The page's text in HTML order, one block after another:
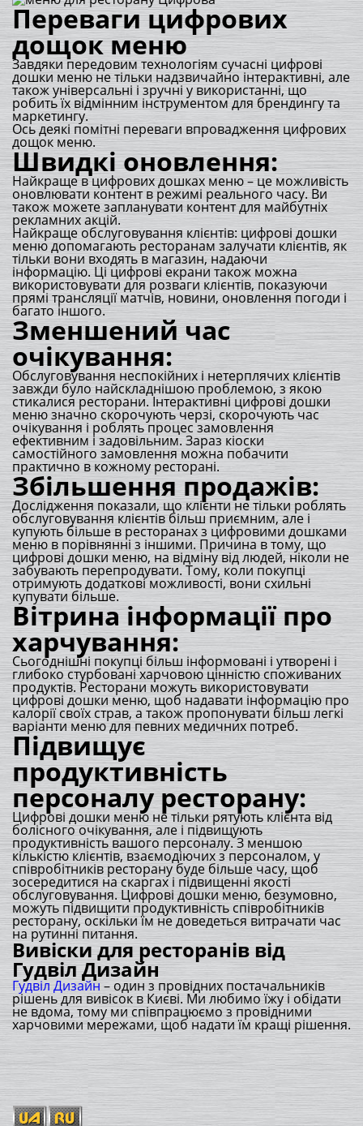
Переваги цифрових
дощок меню
Завдяки передовим технологіям сучасні цифрові
дошки меню не тільки надзвичайно інтерактивні, але
також універсальні і зручні у використанні, що
робить їх відмінним інструментом для брендингу та
маркетингу.
Ось деякі помітні переваги впровадження цифрових
дощок меню.
Швидкі оновлення:
Найкраще в цифрових дошках меню – це можливість
оновлювати контент в режимі реального часу. Ви
також можете запланувати контент для майбутніх
рекламних акцій.
Найкраще обслуговування клієнтів: цифрові дошки
меню допомагають ресторанам залучати клієнтів, як
тільки вони входять в магазин, надаючи
інформацію. Ці цифрові екрани також можна
використовувати для розваги клієнтів, показуючи
прямі трансляції матчів, новини, оновлення погоди і
багато іншого.
Зменшений час
очікування:
Обслуговування неспокійних і нетерплячих клієнтів
завжди було найскладнішою проблемою, з якою
стикалися ресторани. Інтерактивні цифрові дошки
меню значно скорочують черзі, скорочують час
очікування і роблять процес замовлення
ефективним і задовільним. Зараз кіоски
самостійного замовлення можна побачити
практично в кожному ресторані.
Збільшення продажів:
Дослідження показали, що клієнти не тільки роблять
обслуговування клієнтів більш приємним, але і
купують більше в ресторанах з цифровими дошками
меню в порівнянні з іншими. Причина в тому, що
цифрові дошки меню, на відміну від людей, ніколи не
забувають перепродувати. Тому, коли покупці
отримують додаткові можливості, вони схильні
купувати більше.
Вітрина інформації про
харчування:
Сьогоднішні покупці більш інформовані і утворені і
глибоко стурбовані харчовою цінністю споживаних
продуктів. Ресторани можуть використовувати
цифрові дошки меню, щоб надавати інформацію про
калорії своїх страв, а також пропонувати більш легкі
варіанти меню для певних медичних потреб.
Підвищує
продуктивність
персоналу ресторану:
Цифрові дошки меню не тільки рятують клієнта від
болісного очікування, але і підвищують
продуктивність вашого персоналу. З меншою
кількістю клієнтів, взаємодіючих з персоналом, у
співробітників ресторану буде більше часу, щоб
зосередитися на скаргах і підвищенні якості
обслуговування. Цифрові дошки меню, безумовно,
можуть підвищити продуктивність співробітників
ресторану, оскільки їм не доведеться витрачати час
на рутинні питання.
Вивіски для ресторанів від
Гудвіл Дизайн
Гудвіл Дизайн – один з провідних постачальників
рішень для вивісок в Києві. Ми любимо їжу і обідати
не вдома, тому ми співпрацюємо з провідними
харчовими мережами, щоб надати їм кращі рішення.